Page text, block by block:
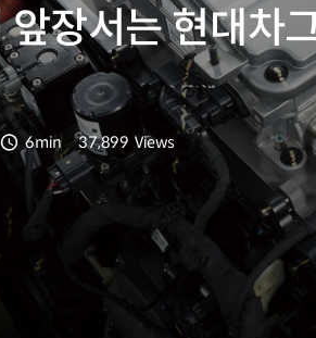
장서는 현대차
분량
6min
조회수
37,899 Views